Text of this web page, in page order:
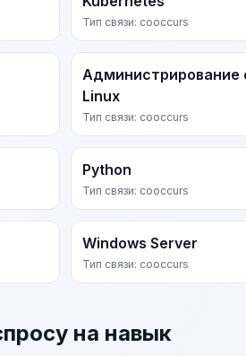
Тип связи: cooccurs
Администрирование
Linux
Тип связи: cooccurs
Python
Тип связи: cooccurs
Windows Server
Тип связи: cooccurs
на навык